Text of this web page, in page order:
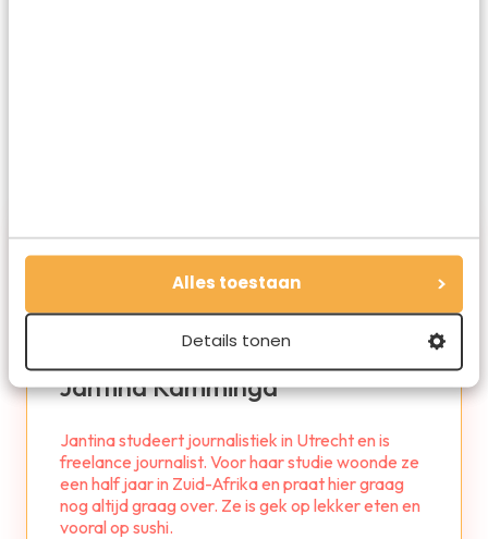
Alles toestaan
Details tonen
Jantina Kamminga
Jantina studeert journalistiek in Utrecht en is
freelance journalist. Voor haar studie woonde ze
een half jaar in Zuid-Afrika en praat hier graag
nog altijd graag over. Ze is gek op lekker eten en
vooral op sushi.